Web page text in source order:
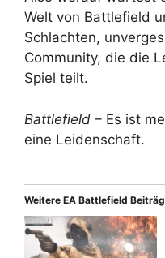
Welt von Battlefield
Schlachten,
Community, die die
Spiel teilt.
Battlefield – Es ist
eine Leidenschaft.
Weitere EA Battlefield